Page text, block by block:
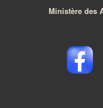
Ministère des